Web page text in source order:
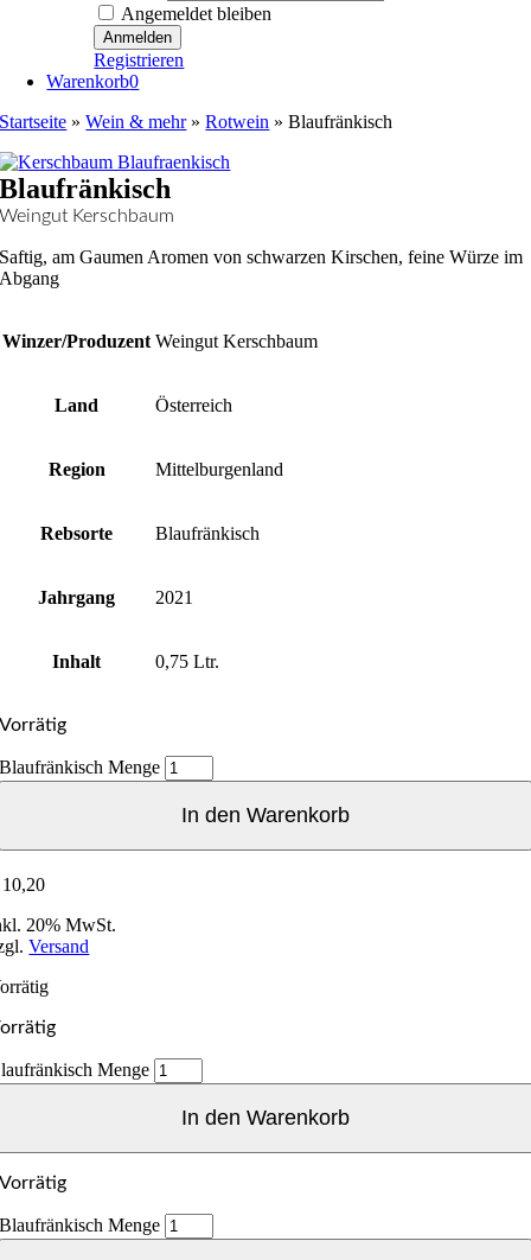
Angemeldet bleiben
Registrieren
Warenkorb0
Startseite »Wein & mehr»Rotwein »Blaufränkisch
Blaufränkisch
Weingut Kerschbaum
Saftig, am Gaumen Aromen von schwarzen Kirschen, feine Würze im
Abgang
Winzer/Produzent Weingut Kerschbaum
Land Österreich
Region Mittelburgenland
Rebsorte Blaufränkisch
Jahrgang 2021
Inhalt 0,75 Ltr.
Vorrätig
Blaufränkisch Menge
In den Warenkorb
20% MwSt.
Versand
Menge
In den Warenkorb
Vorrätig
Blaufränkisch Menge